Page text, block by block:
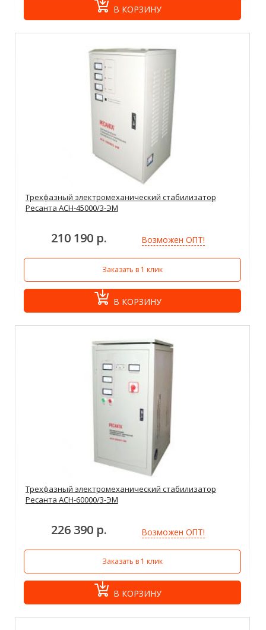
В КОРЗИНУ
Трехфазный электромеханический стабилизатор
Ресанта АСН-45000/3-ЭМ
210 190 р. Возможен ОПТ!
Заказать в 1 клик
В КОРЗИНУ
Трехфазный электромеханический стабилизатор
Ресанта АСН-60000/3-ЭМ
226 390 р. Возможен ОПТ!
Заказать в 1 клик
В КОРЗИНУ